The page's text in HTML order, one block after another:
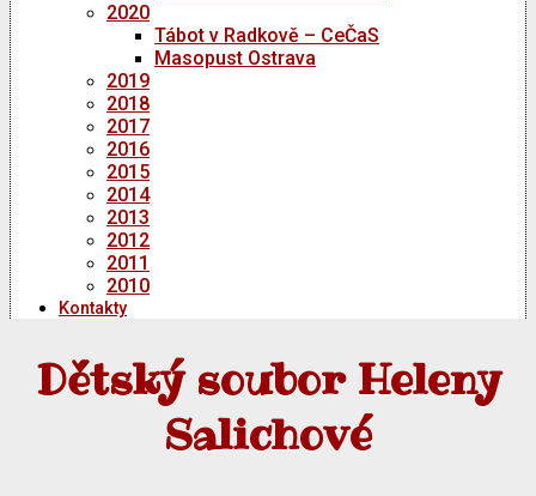
2020
Tábot v Radkově – CeČaS
Masopust Ostrava
2019
2018
2017
2016
2015
2014
2013
2012
2011
2010
Kontakty
Dětský soubor Heleny
Salichové